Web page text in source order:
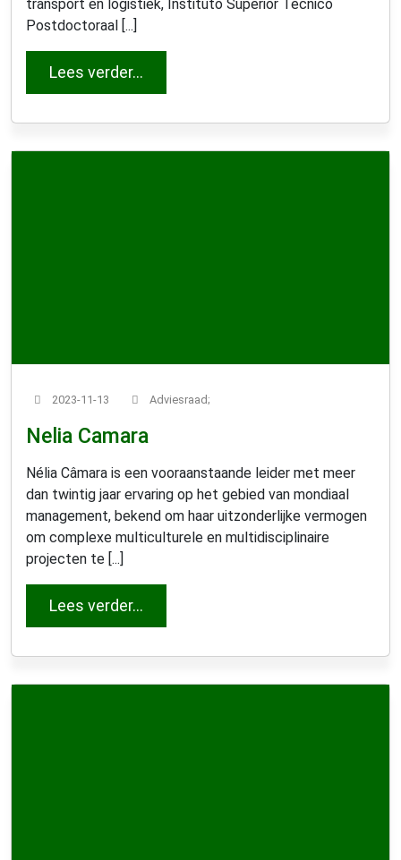
transport en logistiek, Instituto Superior Técnico
Postdoctoraal [...]
Lees verder…
2023-11-13 Adviesraad;
Nelia Camara
Nélia Câmara is een vooraanstaande leider met meer
dan twintig jaar ervaring op het gebied van mondiaal
management, bekend om haar uitzonderlijke vermogen
om complexe multiculturele en multidisciplinaire
projecten te [...]
Lees verder…